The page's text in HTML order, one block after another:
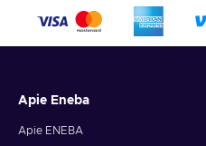
Apie Eneba
Apie ENEBA